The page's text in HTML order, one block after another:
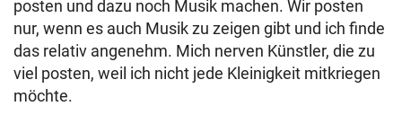
posten und dazu noch Musik machen. Wir posten
nur, wenn es auch Musik zu zeigen gibt und ich finde
das relativ angenehm. Mich nerven Künstler, die zu
viel posten, weil ich nicht jede Kleinigkeit mitkriegen
möchte.